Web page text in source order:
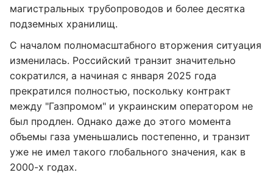
магистральных трубопроводов и более десятка
подземных хранилищ.
С началом полномасштабного вторжения ситуация
изменилась. Российский транзит значительно
сократился, а начиная с января 2025 года
прекратился полностью, поскольку контракт
между "Газпромом" и украинским оператором не
был продлен. Однако даже до этого момента
объемы газа уменьшались постепенно, и транзит
уже не имел такого глобального значения, как в
2000-х годах.